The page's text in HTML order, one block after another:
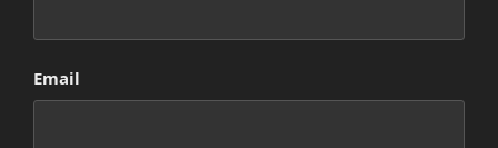
Email